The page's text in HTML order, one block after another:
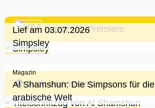
Letzte US-Premiere
Lief am 03.07.2026
Simpsley
Auch lesenswert
Magazin
Al Shamshun: Die Simpsons für die
arabische Welt